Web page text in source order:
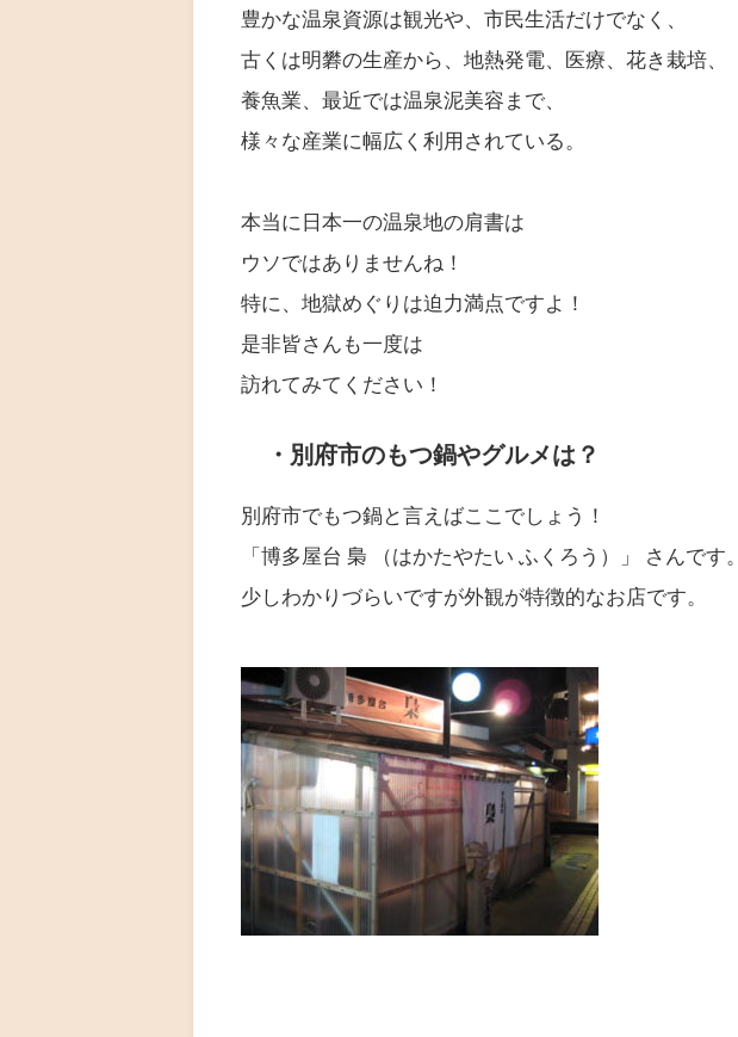
豊かな温泉資源は観光や、市民生活だけでなく、
古くは明礬の生産から、地熱発電、医療、花き栽培、
養魚業、最近では温泉泥美容まで、
様々な産業に幅広く利用されている。
本当に日本一の温泉地の肩書は
ウソではありませんね！
特に、地獄めぐりは迫力満点ですよ！
是非皆さんも一度は
訪れてみてください！
・別府市のもつ鍋やグルメは？
別府市でもつ鍋と言えばここでしょう！
「博多屋台 梟 （はかたやたい ふくろう）」 さんです。
少しわかりづらいですが外観が特徴的なお店です。